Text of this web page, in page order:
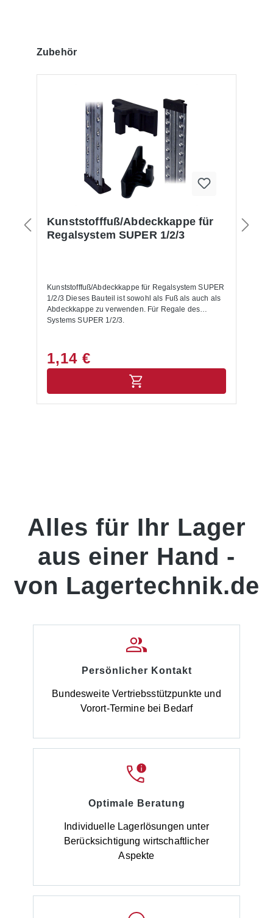
Produktgalerie überspringen
Zubehör
Kunststofffuß/Abdeckkappe für
Regalsystem SUPER 1/2/3
Kunststofffuß/Abdeckkappe für Regalsystem SUPER
1/2/3 Dieses Bauteil ist sowohl als Fuß als auch als
Abdeckkappe zu verwenden. Für Regale des
Systems SUPER 1/2/3.
1,14 €
Alles für Ihr Lager
aus einer Hand -
von Lagertechnik.de
Persönlicher Kontakt
Bundesweite Vertriebsstützpunkte und
Vorort-Termine bei Bedarf
Optimale Beratung
Individuelle Lagerlösungen unter
Berücksichtigung wirtschaftlicher
Aspekte